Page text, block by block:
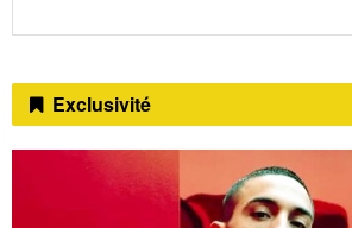
Exclusivité